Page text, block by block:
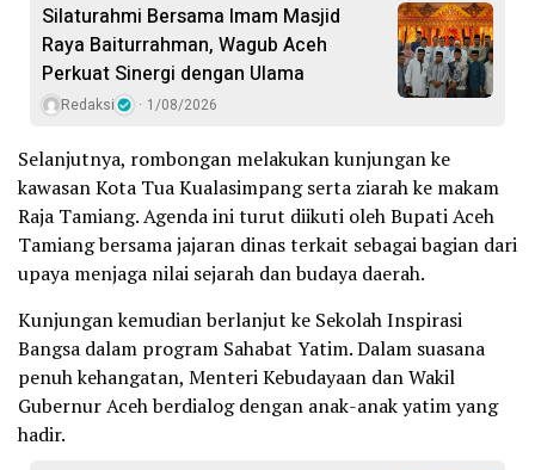
Silaturahmi Bersama Imam Masjid
Raya Baiturrahman, Wagub Aceh
Perkuat Sinergi dengan Ulama
Redaksi 1/08/2026
Selanjutnya, rombongan melakukan kunjungan ke
kawasan Kota Tua Kualasimpang serta ziarah ke makam
Raja Tamiang. Agenda ini turut diikuti oleh Bupati Aceh
Tamiang bersama jajaran dinas terkait sebagai bagian dari
upaya menjaga nilai sejarah dan budaya daerah.
Kunjungan kemudian berlanjut ke Sekolah Inspirasi
Bangsa dalam program Sahabat Yatim. Dalam suasana
penuh kehangatan, Menteri Kebudayaan dan Wakil
Gubernur Aceh berdialog dengan anak-anak yatim yang
hadir.